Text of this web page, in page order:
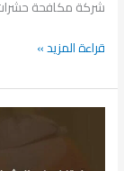
شركة مكافحة
قراءة المزيد »